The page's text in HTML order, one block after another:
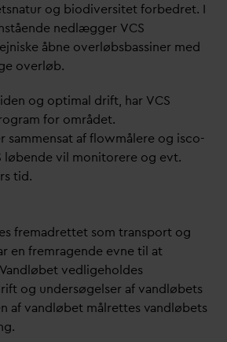
og biodiversitet forbedret. I
nedlægger VCS
åbne overløbsbassiner med
overløb.
og optimal drift, har VCS
for området.
sammensat af flowmålere og isco-
løbende vil monitorere og evt.
tid.
fremadrettet som transport og
en fremragende evne til at
Vandløbet vedligeholdes
og undersøgelser af vandløbets
af vandløbet målrettes vandløbets